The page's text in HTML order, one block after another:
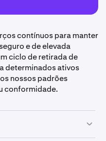
contínuos para manter
e de elevada
ciclo de retirada de
determinados ativos
nossos padrões
conformidade.